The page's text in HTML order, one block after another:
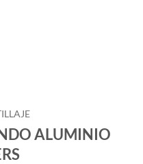
ALUMINIO